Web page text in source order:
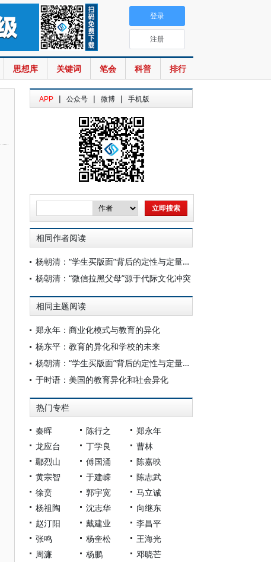
思想库 关键词 笔会 科普 排行
登录
注册
APP | 公众号 | 微博 | 手机版
相同作者阅读
杨朝清：“学生买版面”背后的定性与定量困境
杨朝清：“微信拉黑父母”源于代际文化冲突
相同主题阅读
郑永年：商业化模式与教育的异化
杨东平：教育的异化和学校的未来
杨朝清：“学生买版面”背后的定性与定量困境
于时语：美国的教育异化和社会异化
热门专栏
秦晖 陈行之
郑永年
龙应台
丁学良
曹林
鄢烈山
傅国涌
陈嘉映
黄宗智
于建嵘
陈志武
徐贲
郭宇宽
马立诚
杨祖陶
沈志华
向继东
赵汀阳
戴建业
李昌平
张鸣
杨奎松
王海光
周濂
杨鹏
邓晓芒